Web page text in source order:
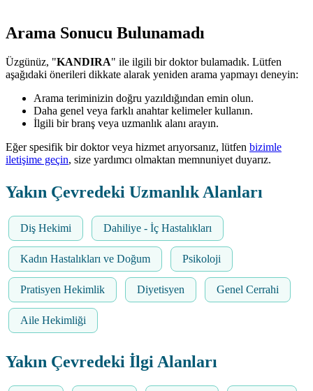
Arama Sonucu Bulunamadı
Üzgünüz, "KANDIRA" ile ilgili bir doktor bulamadık. Lütfen
aşağıdaki önerileri dikkate alarak yeniden arama yapmayı deneyin:
Arama teriminizin doğru yazıldığından emin olun.
Daha genel veya farklı anahtar kelimeler kullanın.
İlgili bir branş veya uzmanlık alanı arayın.
Eğer spesifik bir doktor veya hizmet arıyorsanız, lütfen bizimle
iletişime geçin, size yardımcı olmaktan memnuniyet duyarız.
Yakın Çevredeki Uzmanlık Alanları
Diş Hekimi Dahiliye - İç Hastalıkları
Kadın Hastalıkları ve Doğum Psikoloji
Pratisyen Hekimlik Diyetisyen Genel Cerrahi
Aile Hekimliği
Yakın Çevredeki İlgi Alanları